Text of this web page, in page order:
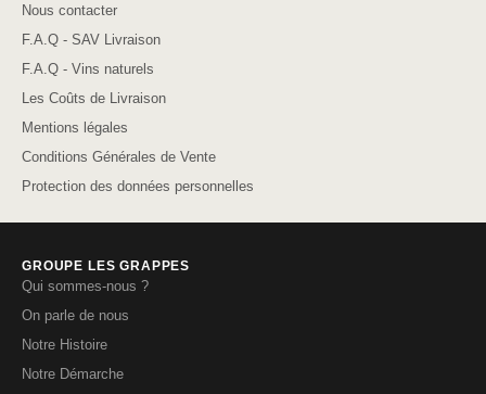
Nous contacter
F.A.Q - SAV Livraison
F.A.Q - Vins naturels
Les Coûts de Livraison
Mentions légales
Conditions Générales de Vente
Protection des données personnelles
GROUPE LES GRAPPES
Qui sommes-nous ?
On parle de nous
Notre Histoire
Notre Démarche